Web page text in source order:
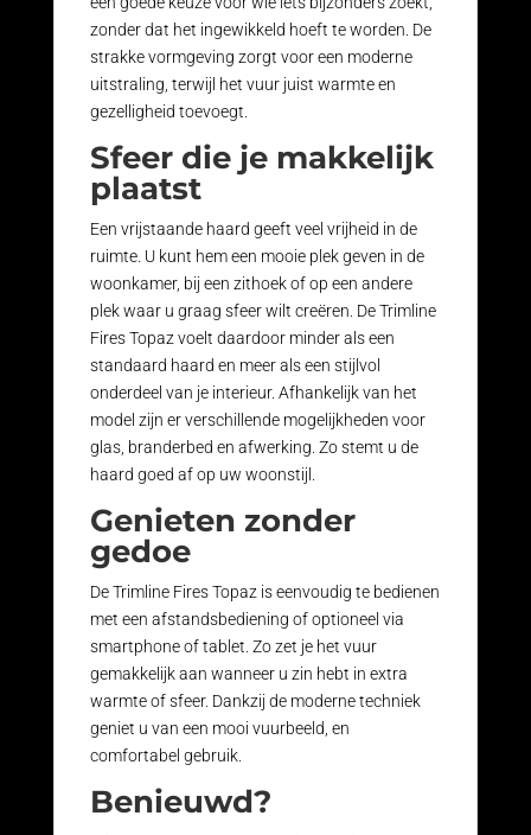
zonder dat het ingewikkeld hoeft te worden. De
strakke vormgeving zorgt voor een moderne
uitstraling, terwijl het vuur juist warmte en
gezelligheid toevoegt.
Sfeer die je makkelijk
plaatst
Een vrijstaande haard geeft veel vrijheid in de
ruimte. U kunt hem een mooie plek geven in de
woonkamer, bij een zithoek of op een andere
plek waar u graag sfeer wilt creëren. De Trimline
Fires Topaz voelt daardoor minder als een
standaard haard en meer als een stijlvol
onderdeel van je interieur. Afhankelijk van het
model zijn er verschillende mogelijkheden voor
glas, branderbed en afwerking. Zo stemt u de
haard goed af op uw woonstijl.
Genieten zonder
gedoe
De Trimline Fires Topaz is eenvoudig te bedienen
met een afstandsbediening of optioneel via
smartphone of tablet. Zo zet je het vuur
gemakkelijk aan wanneer u zin hebt in extra
warmte of sfeer. Dankzij de moderne techniek
geniet u van een mooi vuurbeeld, en
comfortabel gebruik.
Benieuwd?